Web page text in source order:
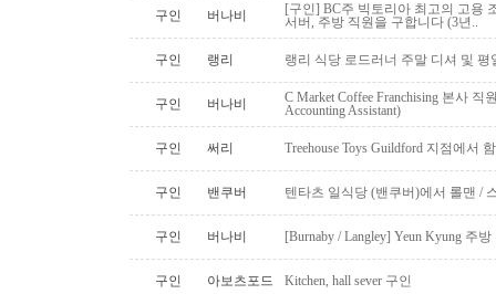
구인 버나비
[구인] BC주 빅토리아 최고의 고용
서버, 주방 직원을 구합니다 (3년..
구인 랭리 랭리 식당 로드러너 주말 디셔 및
구인 버나비
C Market Coffee Franchising 본사 직
Accounting Assistant)
구인 써리 Treehouse Toys Guildford 지점에서
구인 밴쿠버 텐타츠 일식당 (밴쿠버)에서 롤맨 /
구인 버나비 [Burnaby / Langley] Yeun Kyung 주
구인 아보츠포드 Kitchen, hall sever 구인